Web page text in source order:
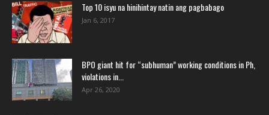
Top 10 isyu na hinihintay natin ang pagbabago
Jan 6, 2017
BPO giant hit for “subhuman” working conditions in Ph,
violations in...
Apr 26, 2020